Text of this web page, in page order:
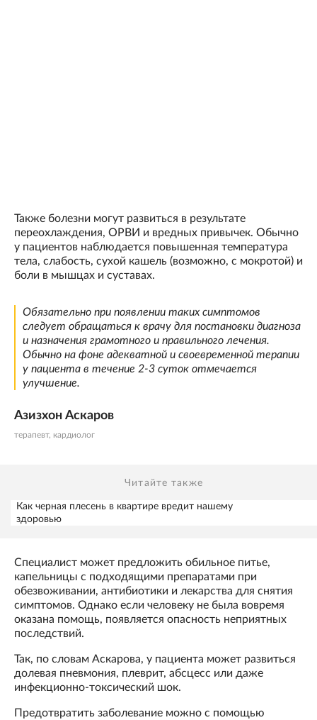
Также болезни могут развиться в результате
переохлаждения, ОРВИ и вредных привычек. Обычно
у пациентов наблюдается повышенная температура
тела, слабость, сухой кашель (возможно, с мокротой) и
боли в мышцах и суставах.
Обязательно при появлении таких симптомов
следует обращаться к врачу для постановки диагноза
и назначения грамотного и правильного лечения.
Обычно на фоне адекватной и своевременной терапии
у пациента в течение 2-3 суток отмечается
улучшение.
Азизхон Аскаров
терапевт, кардиолог
Читайте также
Как черная плесень в квартире вредит нашему
здоровью
Специалист может предложить обильное питье,
капельницы с подходящими препаратами при
обезвоживании, антибиотики и лекарства для снятия
симптомов. Однако если человеку не была вовремя
оказана помощь, появляется опасность неприятных
последствий.
Так, по словам Аскарова, у пациента может развиться
долевая пневмония, плеврит, абсцесс или даже
инфекционно-токсический шок.
Предотвратить заболевание можно с помощью